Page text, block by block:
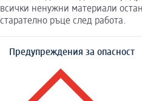
всички ненужни материали
старателно ръце след работа.
Предупреждения за опасност